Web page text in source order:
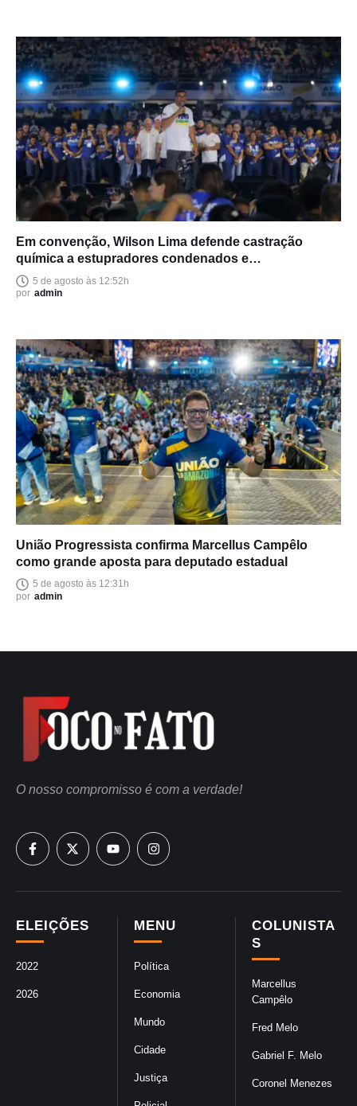
Em convenção, Wilson Lima defende castração
química a estupradores condenados e
endurecimento das leis
5 de agosto às 12:52h
por admin
União Progressista confirma Marcellus Campêlo
como grande aposta para deputado estadual
5 de agosto às 12:31h
por admin
COLUNISTA
S
Marcellus
Campêlo
Fred Melo
Gabriel F. Melo
Coronel Menezes
MENU
Política
Economia
Mundo
Cidade
Justiça
ELEIÇÕES
2022
2026
O nosso compromisso é com a verdade!